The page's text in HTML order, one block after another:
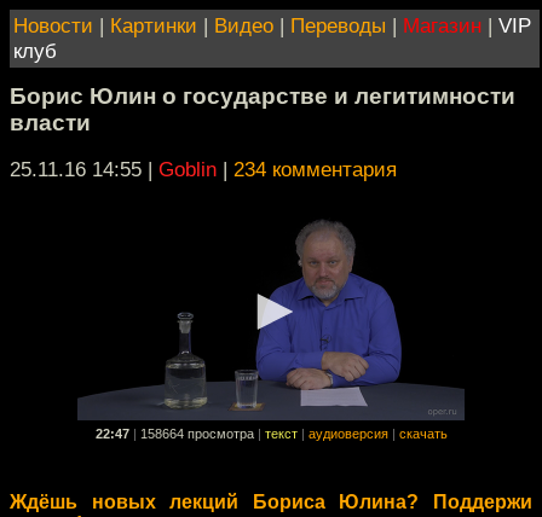
Новости | Картинки | Видео | Переводы | Магазин | VIP
клуб
Борис Юлин о государстве и легитимности
власти
25.11.16 14:55 | Goblin | 234 комментария
22:47 158664 просмотра текст аудиоверсия скачать
Ждёшь новых лекций Бориса Юлина? Поддержи